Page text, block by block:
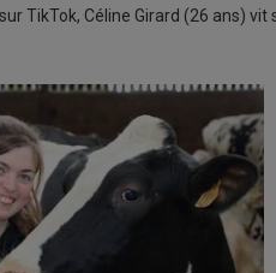
TikTok, Céline Girard (26 ans)